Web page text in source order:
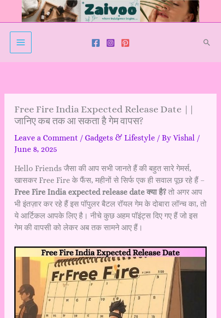
Free Fire India Expected Release Date ||
जानिए कब तक आ सकता है गेम वापस?
Leave a Comment / Gadgets & Lifestyle/ By Vishal /
June 8, 2025
Hello Friends जैसा की आप सभी जानते हैं की बहुत सारे गेमर्स,
खासकर Free Fire के फैंस, महीनों से सिर्फ एक ही सवाल पूछ रहे हैं –
Free Fire India expected release date क्या है?तो अगर आप
भी इंतज़ार कर रहे हैं इस पॉपुलर बैटल रॉयल गेम के दोबारा लॉन्च का, तो
ये आर्टिकल आपके लिए है। नीचे कुछ अहम पॉइंट्स दिए गए हैं जो इस
गेम की वापसी को लेकर अब तक सामने आए हैं।